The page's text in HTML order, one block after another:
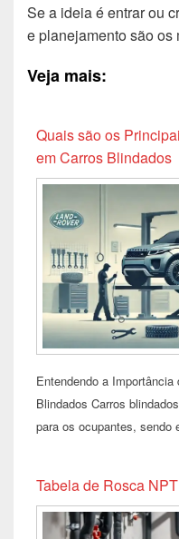
Se a ideia é entrar ou
e planejamento são os
Veja mais:
Quais são os
em Carros Blindados
Entendendo a
Blindados Carros
para os ocupantes, sendo
Tabela de Rosca